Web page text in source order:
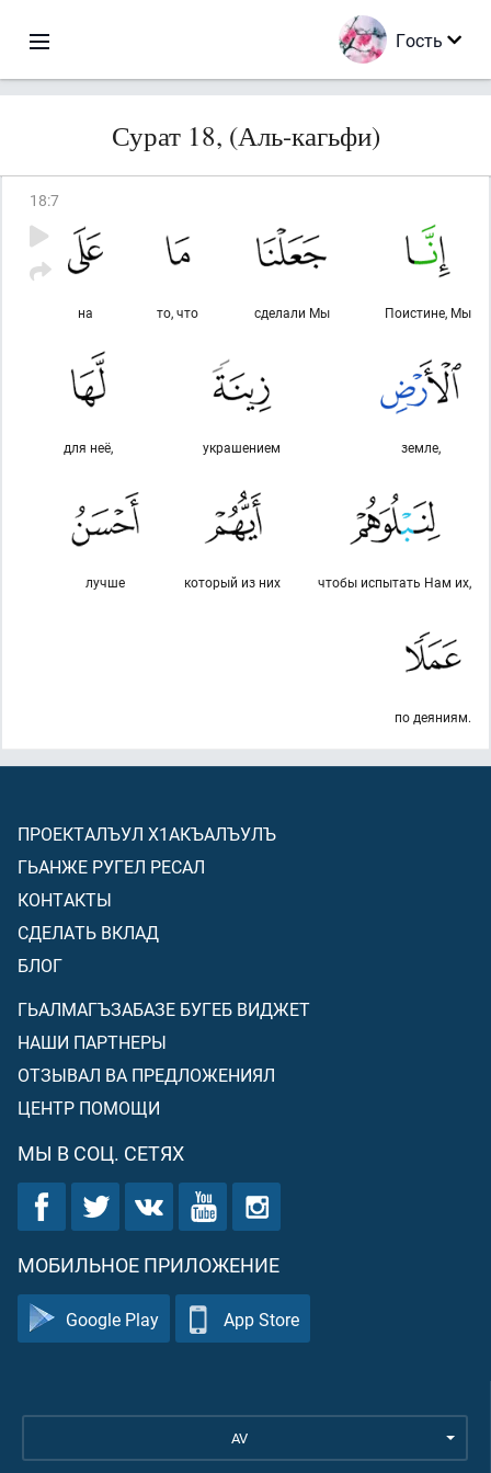
Гость
Сурат 18, (Аль-кагьфи)
18:7
Поистине, Мы
сделали Мы
то, что
на
земле,
украшением
для неё,
чтобы испытать Нам их,
который из них
лучше
по деяниям.
ПРОЕКТАЛЪУЛ Х1АКЪАЛЪУЛЪ
ГЬАНЖЕ РУГЕЛ РЕСАЛ
КОНТАКТЫ
СДЕЛАТЬ ВКЛАД
БЛОГ
ГЬАЛМАГЪЗАБАЗЕ БУГЕБ ВИДЖЕТ
НАШИ ПАРТНЕРЫ
ОТЗЫВАЛ ВА ПРЕДЛОЖЕНИЯЛ
ЦЕНТР ПОМОЩИ
МЫ В СОЦ. СЕТЯХ
МОБИЛЬНОЕ ПРИЛОЖЕНИЕ
Google Play App Store
AV